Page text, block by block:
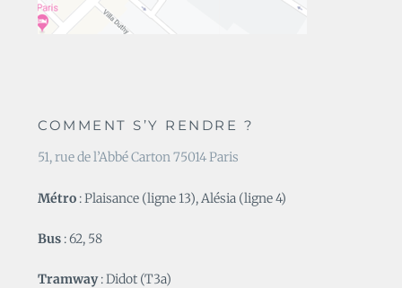
COMMENT S’Y RENDRE ?
51, rue de l’Abbé Carton 75014 Paris
Métro : Plaisance (ligne 13), Alésia (ligne 4)
Bus : 62, 58
Tramway: Didot (T3a)